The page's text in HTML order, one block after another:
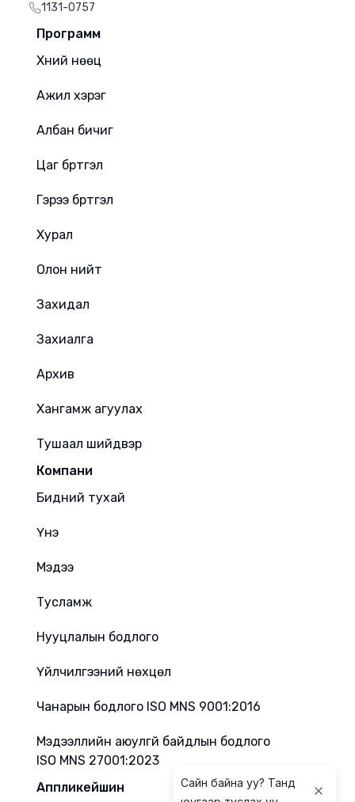
1131-0757
Программ
Хүний нөөц
Ажил хэрэг
Албан бичиг
Цаг бүртгэл
Гэрээ бүртгэл
Хурал
Олон нийт
Захидал
Захиалга
Архив
Хангамж агуулах
Тушаал шийдвэр
Компани
Бидний тухай
Үнэ
Мэдээ
Тусламж
Нууцлалын бодлого
Үйлчилгээний нөхцөл
Чанарын бодлого ISO MNS 9001:2016
Мэдээллийн аюулгүй байдлын бодлого
ISO MNS 27001:2023
Аппликейшин
Сайн байна уу? Танд